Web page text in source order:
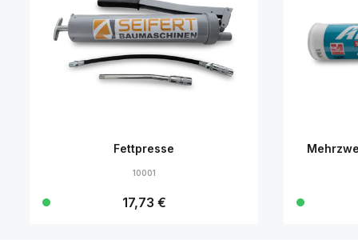
Fettpresse
10001
Regulärer Preis:
17,73 €